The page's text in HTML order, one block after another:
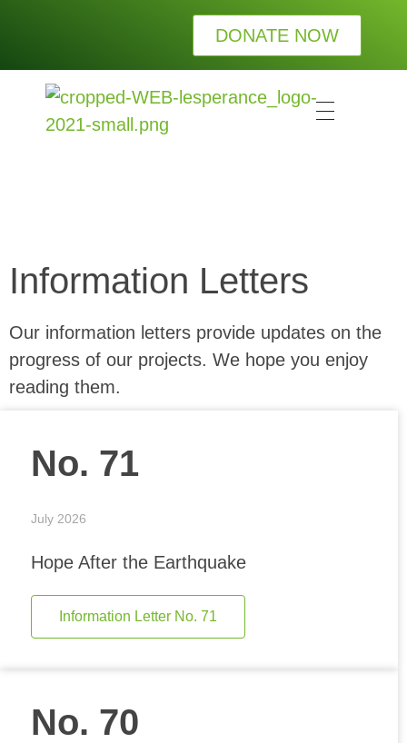
DONATE NOW
Information Letters
Our information letters provide updates on the
progress of our projects. We hope you enjoy
reading them.
No. 71
July 2026
Hope After the Earthquake
Information Letter No. 71
No. 70